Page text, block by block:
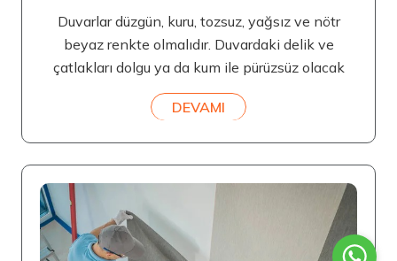
Duvarlar düzgün, kuru, tozsuz, yağsız ve nötr
beyaz renkte olmalıdır. Duvardaki delik ve
çatlakları dolgu ya da kum ile pürüzsüz olacak
DEVAMI